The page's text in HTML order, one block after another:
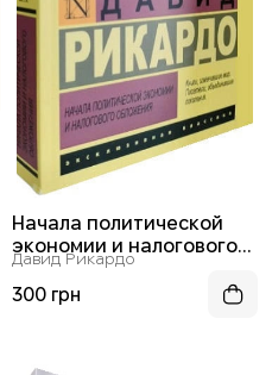
Начала политической
экономии и налогового
обложения
Давид Рикардо
300 грн